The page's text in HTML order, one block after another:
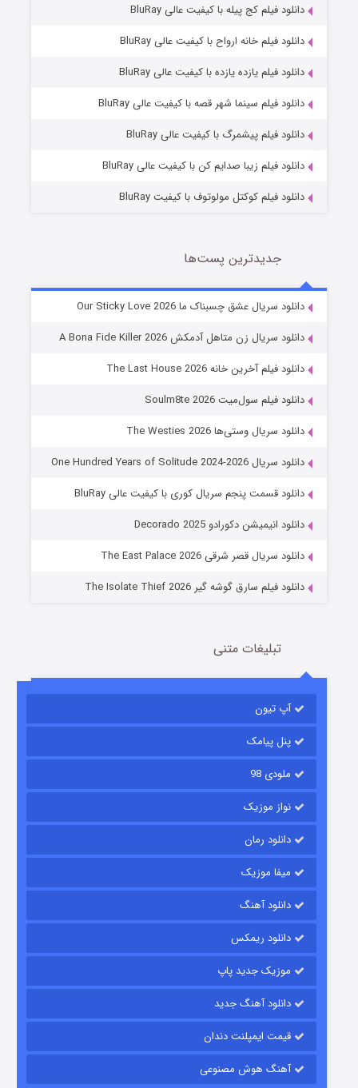
شوهر
عملیات آپارتمان
قسمت2 (زیرنویس) منتشر شد
قسمت
دانلود فیلم کج‌ پیله با کیفیت عالی BluRay
دانلود فیلم خانه ارواح با کیفیت عالی BluRay
دانلود فیلم یازده یازده با کیفیت عالی BluRay
دانلود فیلم سینما شهر قصه با کیفیت عالی BluRay
دانلود فیلم پیشمرگ با کیفیت عالی BluRay
دانلود فیلم زیبا صدایم کن با کیفیت عالی BluRay
دانلود فیلم کوکتل مولوتوف با کیفیت BluRay
جدیدترین پست‌ها
دانلود سریال عشق چسبناک ما Our Sticky Love 2026
دانلود سریال زن متاهل آدمکش A Bona Fide Killer 2026
دانلود فیلم آخرین خانه The Last House 2026
دانلود فیلم سول‌میت Soulm8te 2026
دانلود سریال وستی‌ها The Westies 2026
دانلود سریال One Hundred Years of Solitude 2024-2026
دانلود قسمت پنجم سریال کوری با کیفیت عالی BluRay
دانلود انیمیشن دکورادو Decorado 2025
دانلود سریال قصر شرقی The East Palace 2026
دانلود فیلم سارق گوشه گیر The Isolate Thief 2026
تبلیغات متنی
آپ تیون
پنل پیامک
ملودی 98
نواز موزیک
دانلود رمان
میفا موزیک
دانلود آهنگ
دانلود ریمکس
موزیک جدید پاپ
دانلود آهنگ جدید
قیمت ایمپلنت دندان
آهنگ هوش مصنوعی